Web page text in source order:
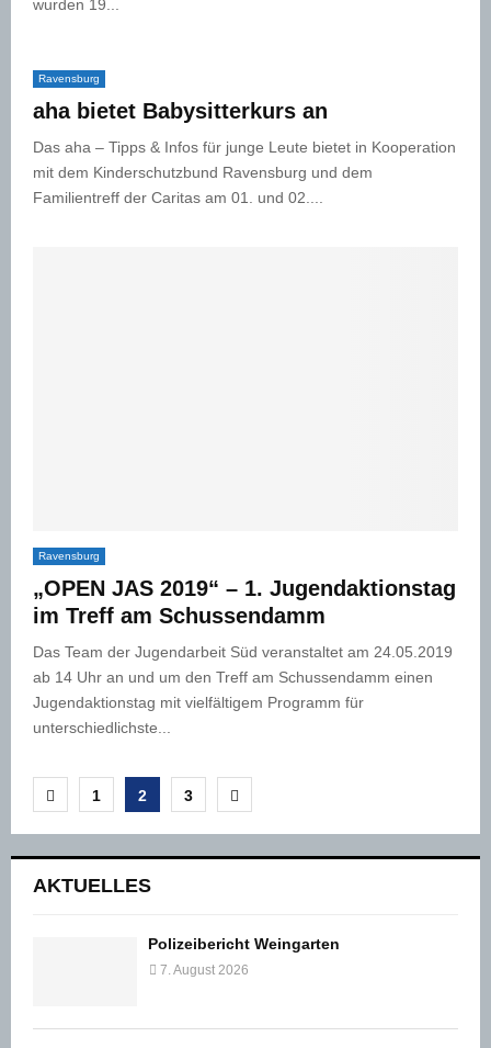
wurden 19...
Ravensburg
aha bietet Babysitterkurs an
Das aha – Tipps & Infos für junge Leute bietet in Kooperation
mit dem Kinderschutzbund Ravensburg und dem
Familientreff der Caritas am 01. und 02....
Ravensburg
„OPEN JAS 2019“ – 1. Jugendaktionstag
im Treff am Schussendamm
Das Team der Jugendarbeit Süd veranstaltet am 24.05.2019
ab 14 Uhr an und um den Treff am Schussendamm einen
Jugendaktionstag mit vielfältigem Programm für
unterschiedlichste...
Seitennummerierung
der
Beiträge
1 2 3
AKTUELLES
Polizeibericht Weingarten
7. August 2026